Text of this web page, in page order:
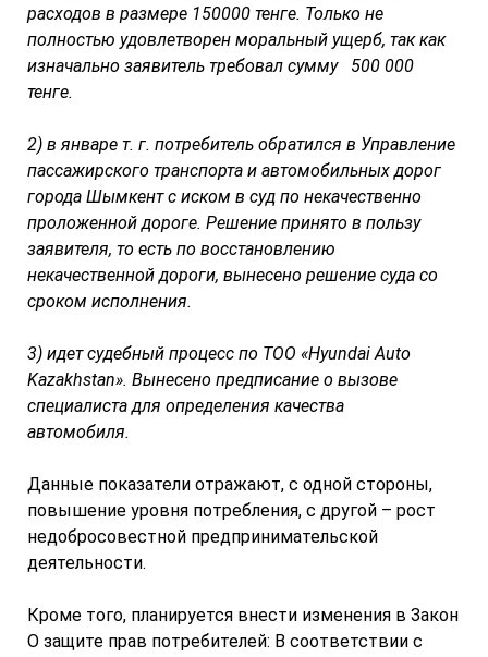
расходов в размере 150000 тенге. Только не
полностью удовлетворен моральный ущерб, так как
изначально заявитель требовал сумму 500 000
тенге.
2) в январе т. г. потребитель обратился в Управление
пассажирского транспорта и автомобильных дорог
города Шымкент с иском в суд по некачественно
проложенной дороге. Решение принято в пользу
заявителя, то есть по восстановлению
некачественной дороги, вынесено решение суда со
сроком исполнения.
3) идет судебный процесс по ТОО «Hyundai Auto
Kazakhstan». Вынесено предписание о вызове
специалиста для определения качества
автомобиля.
Данные показатели отражают, с одной стороны,
повышение уровня потребления, с другой – рост
недобросовестной предпринимательской
деятельности.
Кроме того, планируется внести изменения в Закон
О защите прав потребителей: В соответствии с